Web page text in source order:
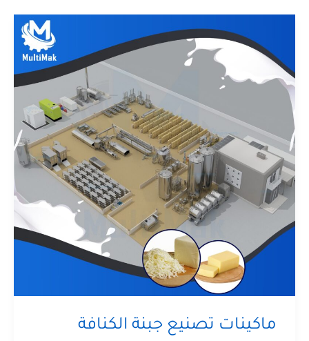
ماكينات تصنيع جبنة الكنافة